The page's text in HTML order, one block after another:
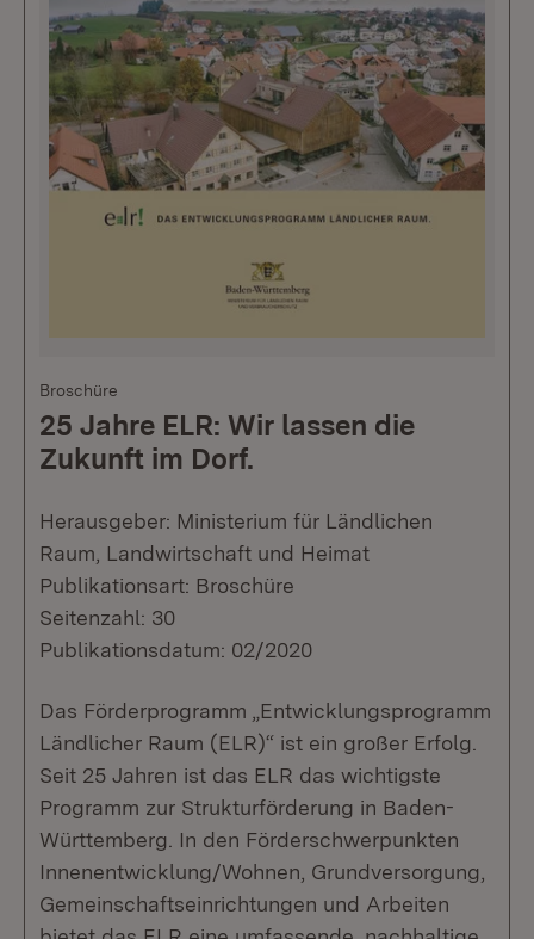
Broschüre
25 Jahre ELR: Wir lassen die
Zukunft im Dorf.
Herausgeber: Ministerium für Ländlichen
Raum, Landwirtschaft und Heimat
Publikationsart: Broschüre
Seitenzahl: 30
Publikationsdatum: 02/2020
Das Förderprogramm „Entwicklungsprogramm
Ländlicher Raum (ELR)“ ist ein großer Erfolg.
Seit 25 Jahren ist das ELR das wichtigste
Programm zur Strukturförderung in Baden-
Württemberg. In den Förderschwerpunkten
Innenentwicklung/Wohnen, Grundversorgung,
Gemeinschaftseinrichtungen und Arbeiten